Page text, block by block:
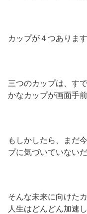
カップが４つあります
三つのカップは、す
かなカップが画面手
もしかしたら、まだ
プに気づいていない
そんな未来に向けた
人生はどんどん加速